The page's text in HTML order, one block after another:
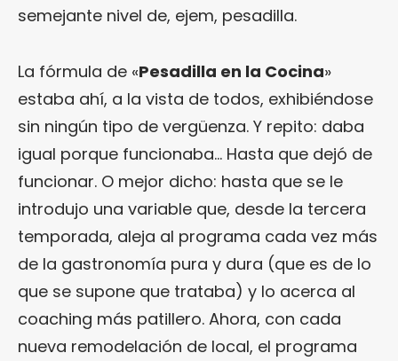
semejante nivel de, ejem, pesadilla.
La fórmula de «Pesadilla en la Cocina»
estaba ahí, a la vista de todos, exhibiéndose
sin ningún tipo de vergüenza. Y repito: daba
igual porque funcionaba… Hasta que dejó de
funcionar. O mejor dicho: hasta que se le
introdujo una variable que, desde la tercera
temporada, aleja al programa cada vez más
de la gastronomía pura y dura (que es de lo
que se supone que trataba) y lo acerca al
coaching más patillero. Ahora, con cada
nueva remodelación de local, el programa